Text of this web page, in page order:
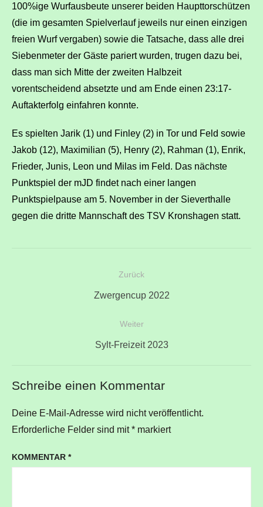
100%ige Wurfausbeute unserer beiden Haupttorschützen
(die im gesamten Spielverlauf jeweils nur einen einzigen
freien Wurf vergaben) sowie die Tatsache, dass alle drei
Siebenmeter der Gäste pariert wurden, trugen dazu bei,
dass man sich Mitte der zweiten Halbzeit
vorentscheidend absetzte und am Ende einen 23:17-
Auftakterfolg einfahren konnte.
Es spielten Jarik (1) und Finley (2) in Tor und Feld sowie
Jakob (12), Maximilian (5), Henry (2), Rahman (1), Enrik,
Frieder, Junis, Leon und Milas im Feld. Das nächste
Punktspiel der mJD findet nach einer langen
Punktspielpause am 5. November in der Sieverthalle
gegen die dritte Mannschaft des TSV Kronshagen statt.
BeitragsnavigationZurück
Vorheriger
Zwergencup 2022
Weiter
Nächster
Sylt-Freizeit 2023
Schreibe einen Kommentar
Deine E-Mail-Adresse wird nicht veröffentlicht.
Erforderliche Felder sind mit* markiert
KOMMENTAR *